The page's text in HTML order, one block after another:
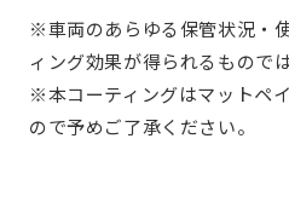
※車両のあらゆる保管状況・
ィング効果が得られるもので
※本コーティングはマットペ
ので予めご了承ください。